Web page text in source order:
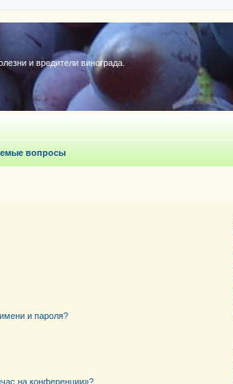
и вредители винограда.
вопросы
и пароля?
на конференции»?